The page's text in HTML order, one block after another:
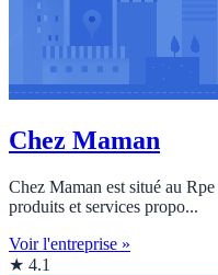
Chez Maman
Chez Maman est situé au
produits et services propo...
Voir l'entreprise »
★ 4.1